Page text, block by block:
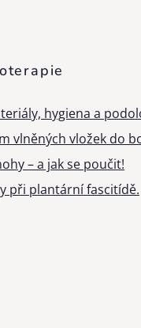
hygiena a
vlněných vložek do
– a jak se poučit!
při plantární fascitídě.